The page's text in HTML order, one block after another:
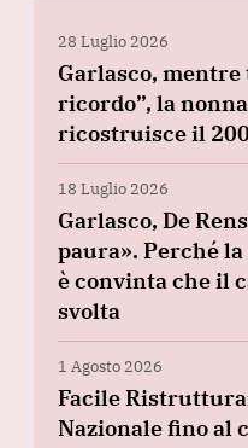
28 Luglio 2026
Garlasco,
ricordo”, la
ricostruisce il
18 Luglio 2026
Garlasco, De
paura». Perché
è convinta che il
svolta
1 Agosto 2026
Facile
Nazionale fino al